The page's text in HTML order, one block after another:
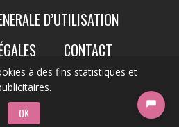
à des fins statistiques et
OK
D’UTILISATION
CONTACT